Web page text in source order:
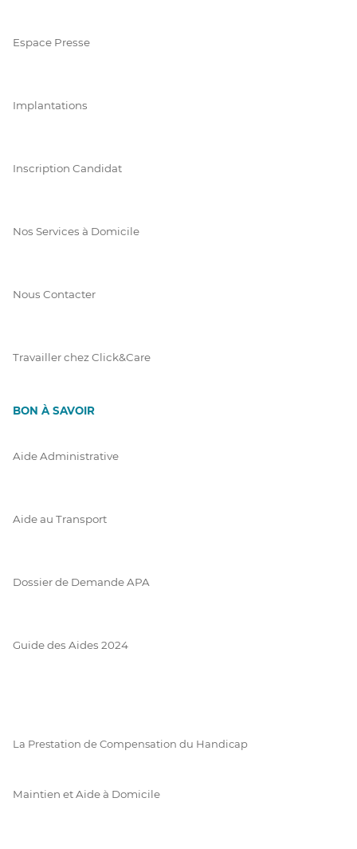
Espace Presse
Implantations
Inscription Candidat
Nos Services à Domicile
Nous Contacter
Travailler chez Click&Care
BON À SAVOIR
Aide Administrative
Aide au Transport
Dossier de Demande APA
Guide des Aides 2024
La Prestation de Compensation du Handicap
Maintien et Aide à Domicile